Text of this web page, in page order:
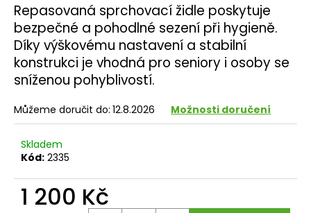
Repasovaná sprchovací židle poskytuje
bezpečné a pohodlné sezení při hygieně.
Díky výškovému nastavení a stabilní
konstrukci je vhodná pro seniory i osoby se
sníženou pohyblivostí.
Můžeme doručit do: 12.8.2026 Možnosti doručení
Skladem
Kód: 2335
1 200 Kč
D
o
p
o
r
u
u
e
m